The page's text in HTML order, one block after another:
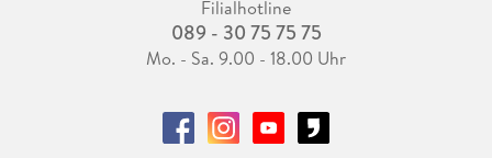
Filialhotline
089 - 30 75 75 75
Mo. - Sa. 9.00 - 18.00 Uhr